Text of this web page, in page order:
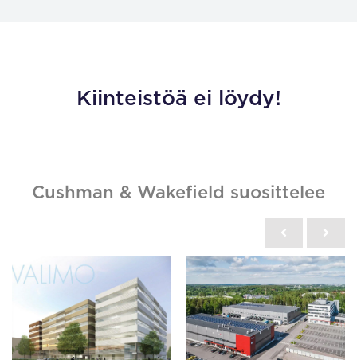
Kiinteistöä ei löydy!
Cushman & Wakefield suosittelee